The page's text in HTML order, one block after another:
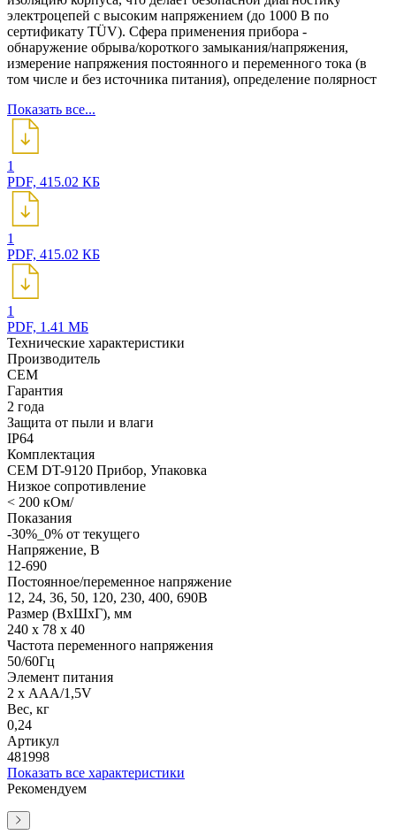
электроцепей с высоким напряжением (до 1000 В по
сертификату TÜV). Сфера применения прибора -
обнаружение обрыва/короткого замыкания/напряжения,
измерение напряжения постоянного и переменного тока (в
том числе и без источника питания), определение полярност
Показать все...
1
PDF, 415.02 КБ
1
PDF, 415.02 КБ
1
PDF, 1.41 МБ
Технические характеристики
Производитель
СЕМ
Гарантия
2 года
Защита от пыли и влаги
IP64
Комплектация
СЕМ DT-9120 Прибор, Упаковка
Низкое сопротивление
< 200 кОм/
Показания
-30%_0% от текущего
Напряжение, В
12-690
Постоянное/переменное напряжение
12, 24, 36, 50, 120, 230, 400, 690В
Размер (ВхШхГ), мм
240 х 78 х 40
Частота переменного напряжения
50/60Гц
Элемент питания
2 x ААА/1,5V
Вес, кг
0,24
Артикул
481998
Показать все характеристики
Рекомендуем